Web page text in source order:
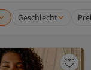
Geschlecht